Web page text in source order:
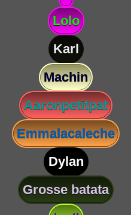
Lolo
Karl
Machin
Aaronpetitpat
Emmalacaleche
Dylan
Grosse batata